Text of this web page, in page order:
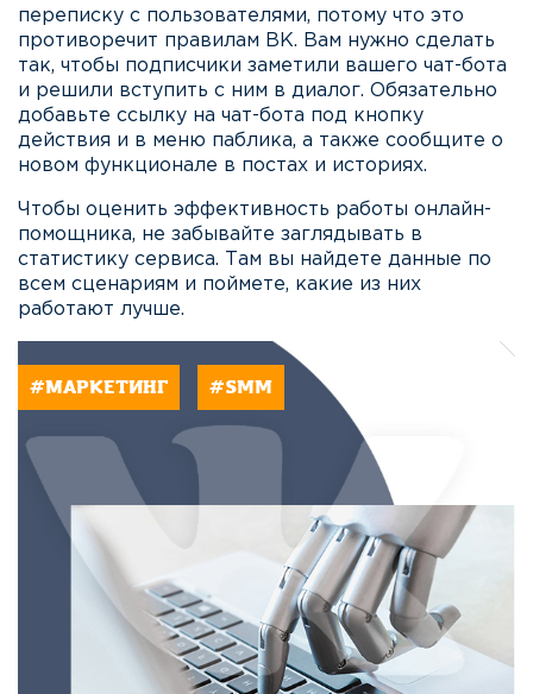
переписку с пользователями, потому что это
противоречит правилам ВК. Вам нужно сделать
так, чтобы подписчики заметили вашего чат-бота
и решили вступить с ним в диалог. Обязательно
добавьте ссылку на чат-бота под кнопку
действия и в меню паблика, а также сообщите о
новом функционале в постах и историях.
Чтобы оценить эффективность работы онлайн-
помощника, не забывайте заглядывать в
статистику сервиса. Там вы найдете данные по
всем сценариям и поймете, какие из них
работают лучше.
#МАРКЕТИНГ #SMM